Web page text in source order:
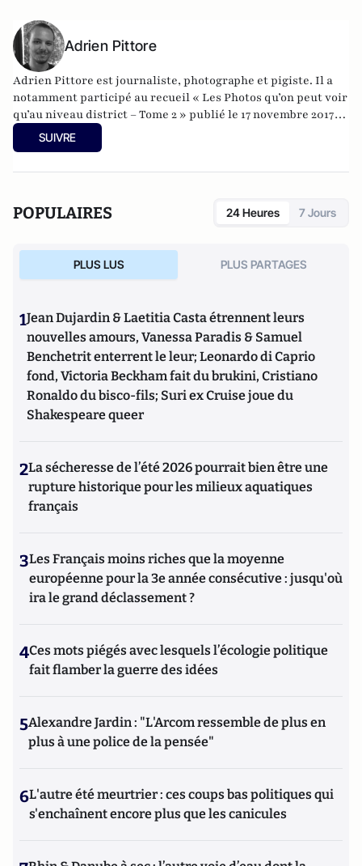
Adrien Pittore
Adrien Pittore est journaliste, photographe et pigiste. Il a
notamment participé au recueil « Les Photos qu’on peut voir
qu’au niveau district – Tome 2 » publié le 17 novembre 2017
aux éditions Petit à Petit.
SUIVRE
POPULAIRES 24 Heures 7 Jours
PLUS LUS PLUS PARTAGES
1Jean Dujardin & Laetitia Casta étrennent leurs
nouvelles amours, Vanessa Paradis & Samuel
Benchetrit enterrent le leur; Leonardo di Caprio
fond, Victoria Beckham fait du brukini, Cristiano
Ronaldo du bisco-fils; Suri ex Cruise joue du
Shakespeare queer
2La sécheresse de l’été 2026 pourrait bien être une
rupture historique pour les milieux aquatiques
français
3Les Français moins riches que la moyenne
européenne pour la 3e année consécutive : jusqu'où
ira le grand déclassement ?
4Ces mots piégés avec lesquels l’écologie politique
fait flamber la guerre des idées
5Alexandre Jardin : "L'Arcom ressemble de plus en
plus à une police de la pensée"
6L'autre été meurtrier : ces coups bas politiques qui
s'enchaînent encore plus que les canicules